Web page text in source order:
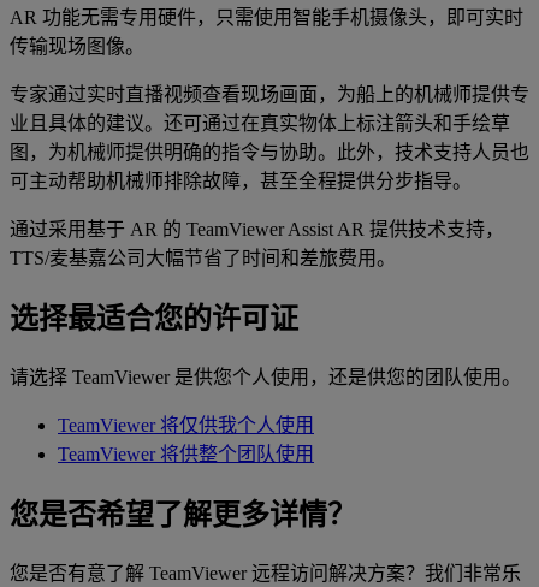
AR 功能无需专用硬件，只需使用智能手机摄像头，即可实时
传输现场图像。
专家通过实时直播视频查看现场画面，为船上的机械师提供专
业且具体的建议。还可通过在真实物体上标注箭头和手绘草
图，为机械师提供明确的指令与协助。此外，技术支持人员也
可主动帮助机械师排除故障，甚至全程提供分步指导。
通过采用基于 AR 的 TeamViewer Assist AR 提供技术支持，
TTS/麦基嘉公司大幅节省了时间和差旅费用。
选择最适合您的许可证
请选择 TeamViewer 是供您个人使用，还是供您的团队使用。
TeamViewer 将仅供我个人使用
TeamViewer 将供整个团队使用
您是否希望了解更多详情？
您是否有意了解 TeamViewer 远程访问解决方案？我们非常乐